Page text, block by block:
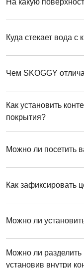
На какую
Куда стекает вода
Чем SKOGGY
Как установить
покрытия?
Можно ли посетить
Как зафиксировать
Можно ли
Можно ли разделить
установив внутри